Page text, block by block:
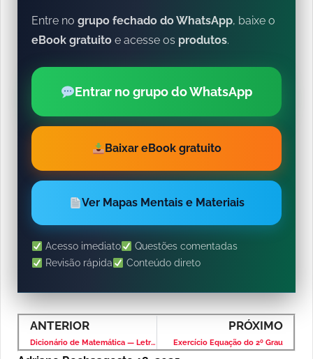
Entre no grupo fechado do WhatsApp, baixe o
eBook gratuito e acesse os produtos.
Entrar no grupo do WhatsApp
Baixar eBook gratuito
Ver Mapas Mentais e Materiais
Acesso imediato
Questões comentadas
Revisão rápida
Conteúdo direto
ANTERIOR
Dicionário de Matemática — Letra I
PRÓXIMO
Exercício Equação do 2º Grau